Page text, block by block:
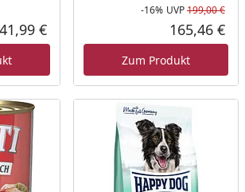
Aktueller Preis
41,99 €
-16% UVP199,00 €
165,46 €
Zum Produkt